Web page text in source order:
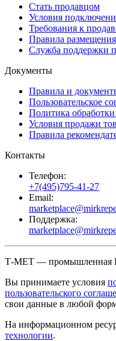
Стать продавцом
Условия
Требования к
Правила
Служба поддержки
Документы
Правила и
Пользовательское
Политика
Условия продажи
Правила
Контакты
Телефон:
+7(495)795-41-27
Email:
Поддержка:
Т-МЕТ — промышленная
Вы принимаете условия
пользовательского
свои данные в любой
На информационном
технологии.